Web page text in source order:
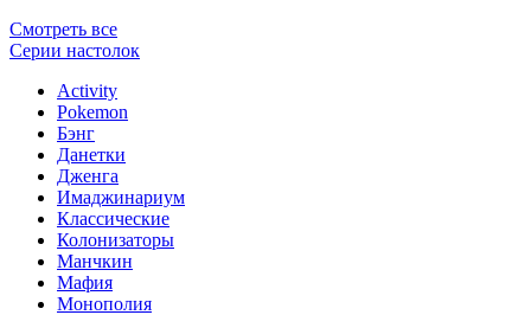
Смотреть все
Серии настолок
Activity
Pokemon
Бэнг
Данетки
Дженга
Имаджинариум
Классические
Колонизаторы
Манчкин
Мафия
Монополия